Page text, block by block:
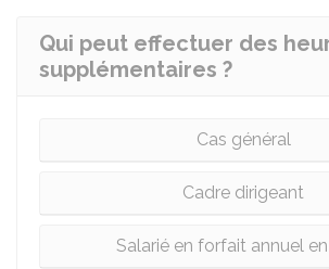
Qui peut effectuer des
supplémentaires ?
Cas général
Cadre dirigeant
Salarié en forfait annuel